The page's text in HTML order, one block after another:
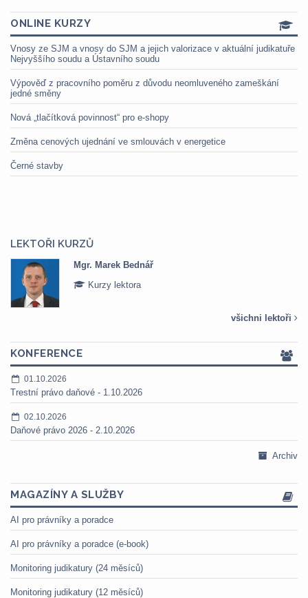
ONLINE KURZY
Vnosy ze SJM a vnosy do SJM a jejich valorizace v aktuální judikatuře
Nejvyššího soudu a Ústavního soudu
Výpověď z pracovního poměru z důvodu neomluveného zameškání
jedné směny
Nová „tlačítková povinnost“ pro e-shopy
Změna cenových ujednání ve smlouvách v energetice
Černé stavby
LEKTOŘI KURZŮ
Mgr. Marek Bednář
Kurzy lektora
všichni lektoři
KONFERENCE
01.10.2026
Trestní právo daňové - 1.10.2026
02.10.2026
Daňové právo 2026 - 2.10.2026
Archiv
MAGAZÍNY A SLUŽBY
AI pro právníky a poradce
AI pro právníky a poradce (e-book)
Monitoring judikatury (24 měsíců)
Monitoring judikatury (12 měsíců)